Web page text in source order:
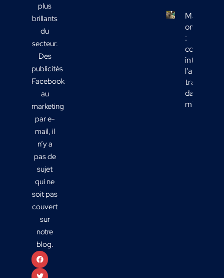
plus
brillants
du
secteur.
Des
publicités
Facebook
au
marketing
par e-
mail, il
n’y a
pas de
sujet
qui ne
soit pas
couvert
sur
notre
blog.
Marketing
omnicanal
:
comment
intégrer
l’affichage
transport
dans votre
mix média